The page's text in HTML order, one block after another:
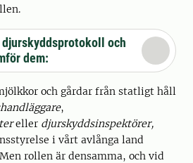
djurskyddsprotokoll och
dem:
och gårdar från statligt håll
,
eller djurskyddsinspektörer,
i vårt avlånga land
rollen är densamma, och vid